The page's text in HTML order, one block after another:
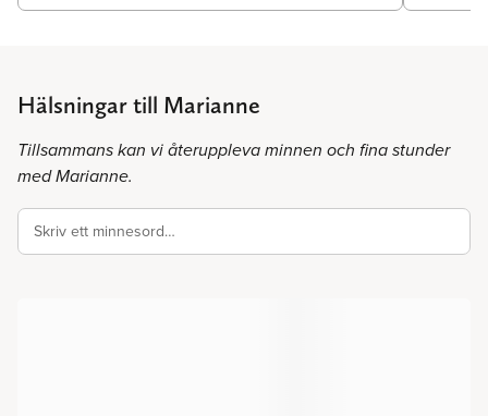
Hälsningar till Marianne
Tillsammans kan vi återuppleva minnen och fina stunder
med Marianne.
Skriv ett minnesord…